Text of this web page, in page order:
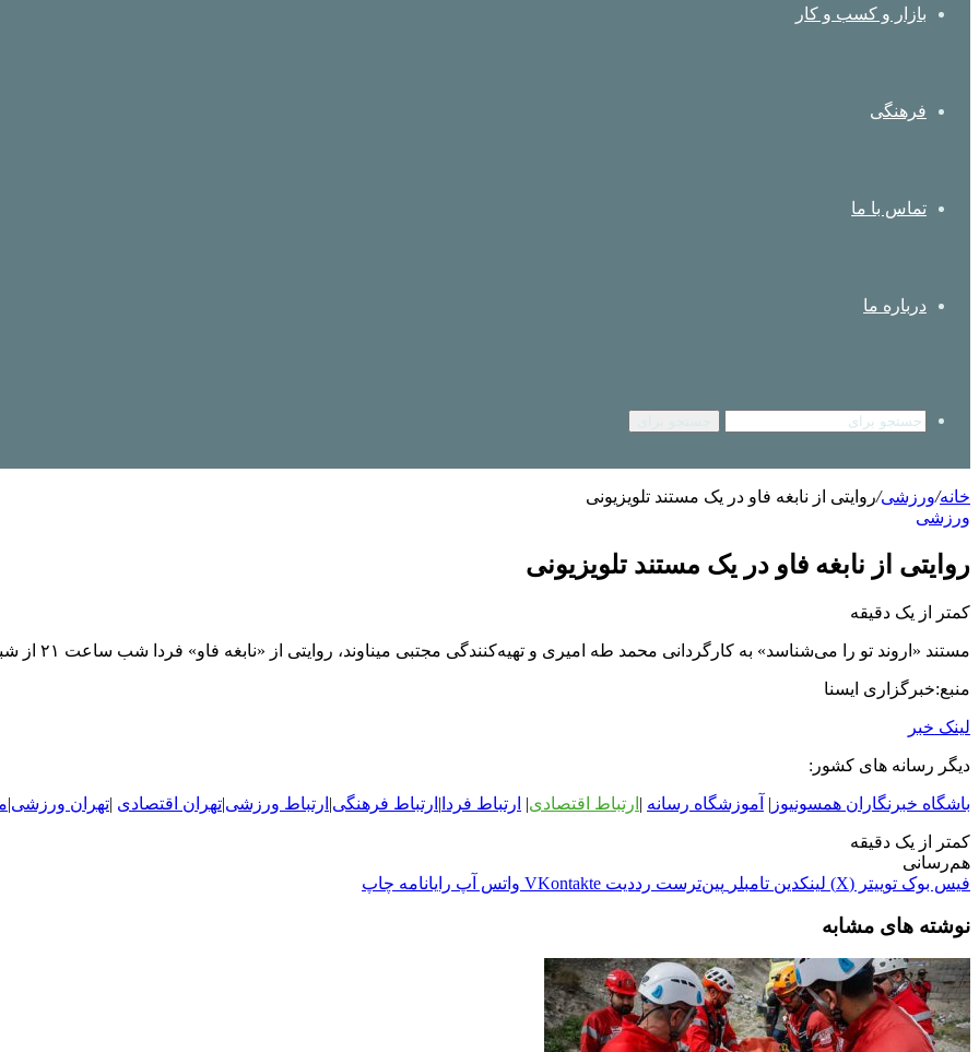
بازار و کسب و کار
فرهنگی
تماس با ما
درباره ما
خانه/ورزشی/روایتی از نابغه فاو در یک مستند تلویزیونی
ورزشی
روایتی از نابغه فاو در یک مستند تلویزیونی
کمتر از یک دقیقه
مستند «اروند تو را می‌شناسد» به کارگردانی محمد طه امیری و تهیه‌کنندگی مجتبی میناوند، روایتی از «نابغه فاو» فردا شب ساعت ۲۱ از شبکه مستند پخش می‌شود.
منبع:خبرگزاری ایسنا
لینک خبر
دیگر رسانه های کشور:
باشگاه خبرنگاران همسونیوز | آموزشگاه رسانه | ارتباط اقتصادی| ارتباط فردا | ارتباط فرهنگی| ارتباط ورزشی|تهران اقتصادی |تهران ورزشی|
کمتر از یک دقیقه
هم‌رسانی
فیس بوک توییتر (X) لینکدین ‫تامبلر ‫پین‌ترست ‫رددیت ‫VKontakte واتس آپ رایانامه چاپ
نوشته های مشابه